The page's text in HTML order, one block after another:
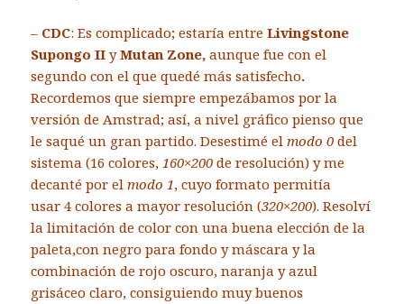
– CDC: Es complicado; estaría entreLivingstone
Supongo II yMutan Zone,aunque fue con el
segundo con el que quedé más satisfecho.
Recordemos que siempre empezábamos por la
versión de Amstrad; así, a nivel gráfico pienso que
le saqué un gran partido. Desestimé elmodo 0 del
sistema (16 colores,160×200 de resolución) y me
decanté por elmodo 1, cuyo formato permitía
usar 4 colores a mayor resolución (320×200). Resolví
la limitación de color con una buena elección de la
paleta,con negro para fondo y máscara y la
combinación de rojo oscuro, naranja y azul
grisáceo claro, consiguiendo muy buenos